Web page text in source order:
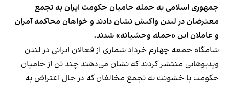
جمهوری اسلامی به حمله حامیان حکومت ایران به تجمع
معترضان در لندن واکنش نشان دادند و خواهان محاکمه آمران
و عاملان این «حمله وحشیانه» شدند.
شامگاه جمعه چهارم خرداد شماری از فعالان ایرانی در لندن
ویدیوهایی منتشر کردند که نشان می‌دهند چند تن از حامیان
حکومت با خشونت به تجمع مخالفان که در حال اعتراض به